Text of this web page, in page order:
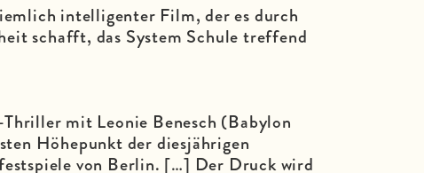
intelligenter Film, der es durch
schafft, das System Schule treffend
mit Leonie Benesch (Babylon
Höhepunkt der diesjährigen
von Berlin. […] Der Druck wird